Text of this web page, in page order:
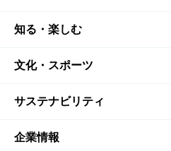
商品TOP
商品一覧
商品発売情報
栄養成分一覧
知る・楽しむ
知る・楽しむTOP
キャンペーン
工場見学
文化・スポーツ
文化・スポーツTOP
サントリーホール
サステナビリティ
サステナビリティTOP
企業情報